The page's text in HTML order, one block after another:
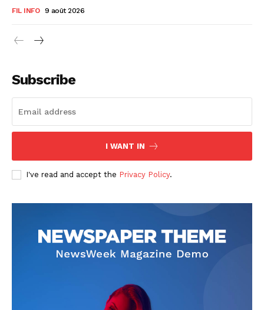
FIL INFO 9 août 2026
Subscribe
I WANT IN
I've read and accept the Privacy Policy.